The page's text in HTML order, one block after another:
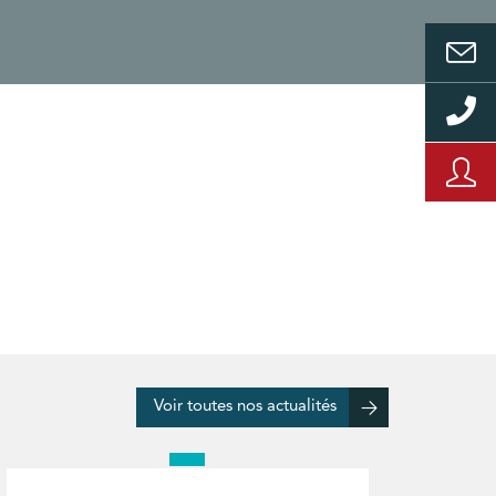
Voir toutes nos actualités